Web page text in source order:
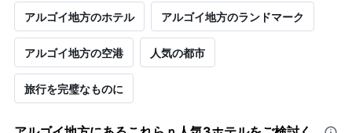
アルゴイ地方のホテル アルゴイ地方のランドマーク
アルゴイ地方​の空港 人気の都市
旅行を完璧なものに